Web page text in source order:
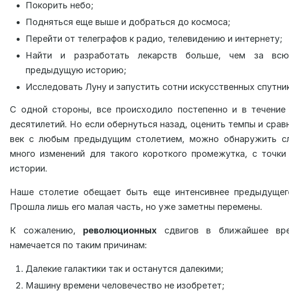
Покорить небо;
Подняться еще выше и добраться до космоса;
Перейти от телеграфов к радио, телевидению и интернету;
Найти и разработать лекарств больше, чем за
предыдущую историю;
Исследовать Луну и запустить сотни искусственных
С одной стороны, все происходило постепенно и в течение
десятилетий. Но если обернуться назад, оценить темпы и
век с любым предыдущим столетием, можно обнаружить
много изменений для такого короткого промежутка, с точки
истории.
Наше столетие обещает быть еще интенсивнее
Прошла лишь его малая часть, но уже заметны перемены.
К сожалению, революционных сдвигов в ближайшее
намечается по таким причинам:
Далекие галактики так и останутся далекими;
Машину времени человечество не изобретет;